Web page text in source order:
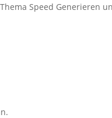
Speed Generieren